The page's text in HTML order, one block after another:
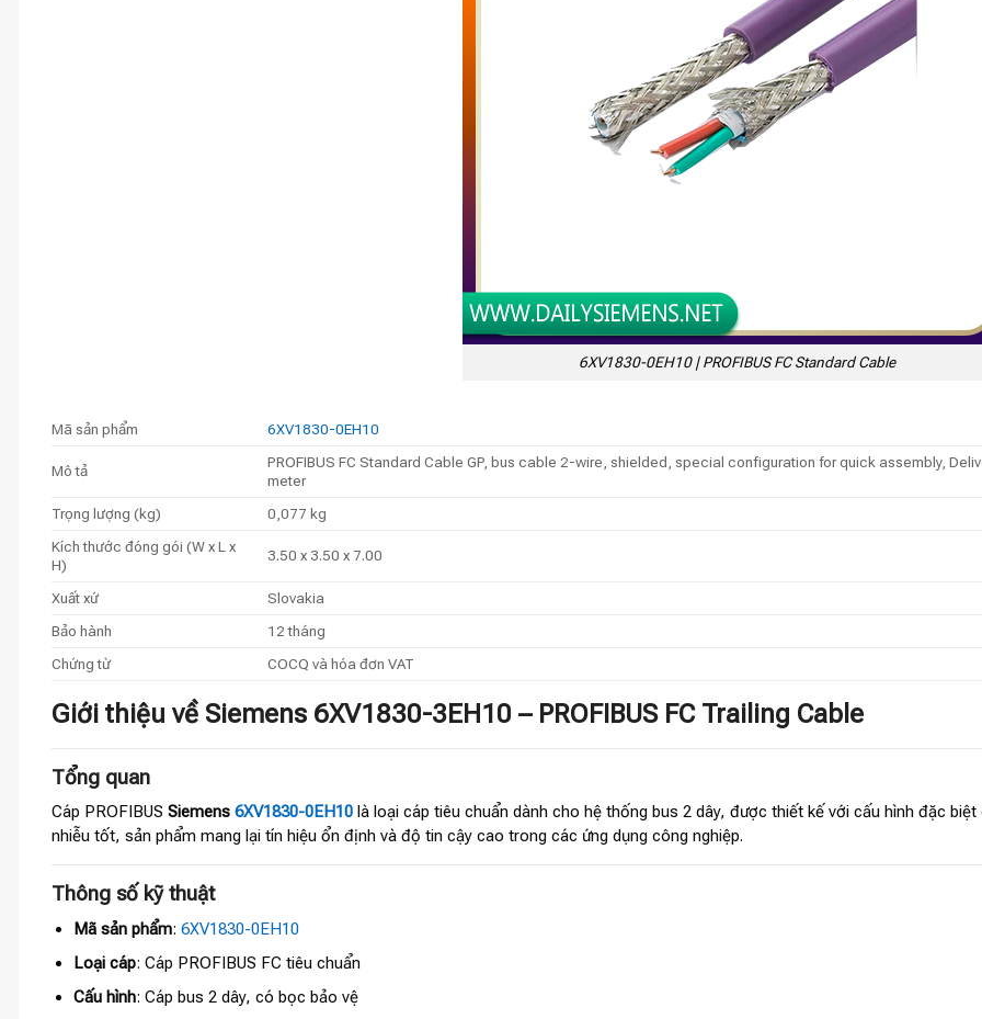
6XV1830-0EH10 | PROFIBUS FC Standard Cable
Mã sản phẩm 6XV1830-0EH10
Mô tả
PROFIBUS FC Standard Cable GP, bus cable 2-wire, shielded, special configuration for quick assembly,
meter
Trọng lượng (kg)
0,077 kg
Kích thước đóng gói (W x L x
H)
3.50 x 3.50 x 7.00
Xuất xứ
Slovakia
Bảo hành
12 tháng
Chứng từ
COCQ và hóa đơn VAT
Giới thiệu về Siemens 6XV1830-3EH10 – PROFIBUS FC Trailing Cable
Tổng quan
Cáp PROFIBUS Siemens 6XV1830-0EH10 là loại cáp tiêu chuẩn dành cho hệ thống bus 2 dây, được thiết kế với cấu hình đặc
nhiễu tốt, sản phẩm mang lại tín hiệu ổn định và độ tin cậy cao trong các ứng dụng công nghiệp.
Thông số kỹ thuật
Mã sản phẩm: 6XV1830-0EH10
Loại cáp: Cáp PROFIBUS FC tiêu chuẩn
Cấu hình: Cáp bus 2 dây, có bọc bảo vệ